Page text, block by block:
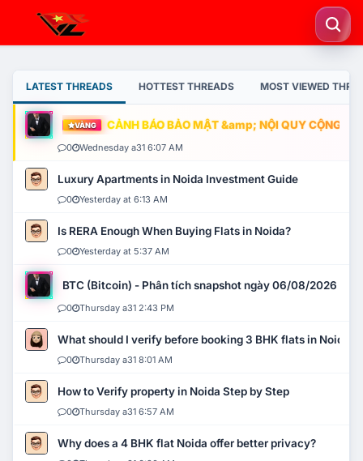
LATEST THREADS HOTTEST THREADS MOST VIEWED
VÀNG CẢNH BÁO BẢO MẬT &amp; NỘI QUY CỘNG
0 Wednesday a31 6:07 AM
Luxury Apartments in Noida Investment Guide
0 Yesterday at 6:13 AM
Is RERA Enough When Buying Flats in Noida?
0 Yesterday at 5:37 AM
BTC (Bitcoin) - Phân tích snapshot ngày 06/08/2026
0 Thursday a31 2:43 PM
What should I verify before booking 3 BHK flats in Noida?
0 Thursday a31 8:01 AM
How to Verify property in Noida Step by Step
0 Thursday a31 6:57 AM
Why does a 4 BHK flat Noida offer better privacy?